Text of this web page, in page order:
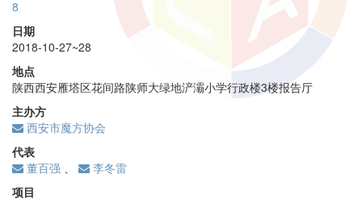
8
日期
2018-10-27~28
地点
陕西西安雁塔区花间路陕师大绿地浐灞小学行政楼3楼报告厅
主办方
西安市魔方协会
代表
董百强
李冬雷
项目